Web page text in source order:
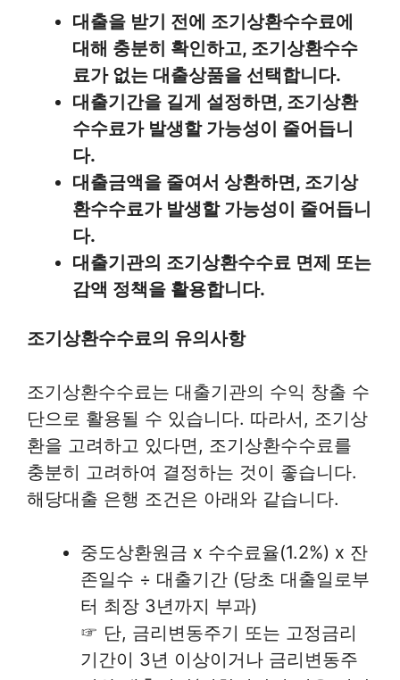
대출을 받기 전에 조기상환수수료에
대해 충분히 확인하고, 조기상환수수
료가 없는 대출상품을 선택합니다.
대출기간을 길게 설정하면, 조기상환
수수료가 발생할 가능성이 줄어듭니
다.
대출금액을 줄여서 상환하면, 조기상
환수수료가 발생할 가능성이 줄어듭니
다.
대출기관의 조기상환수수료 면제 또는
감액 정책을 활용합니다.
조기상환수수료의 유의사항
조기상환수수료는 대출기관의 수익 창출 수
단으로 활용될 수 있습니다. 따라서, 조기상
환을 고려하고 있다면, 조기상환수수료를
충분히 고려하여 결정하는 것이 좋습니다.
해당대출 은행 조건은 아래와 같습니다.
중도상환원금 x 수수료율(1.2%) x 잔
존일수 ÷ 대출기간 (당초 대출일로부
터 최장 3년까지 부과)
☞ 단, 금리변동주기 또는 고정금리
기간이 3년 이상이거나 금리변동주